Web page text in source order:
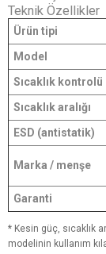
Teknik Özellikler
Ürün tipi
Model
Sıcaklık kontrolü
Sıcaklık aralığı
ESD (antistatik)
Marka / menşe
Garanti
* Kesin güç, sıcaklık
modelinin kullanım